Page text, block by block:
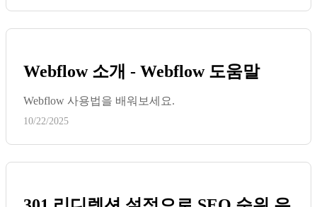
Webflow 소개 - Webflow 도움말
Webflow 사용법을 배워보세요.
10/22/2025